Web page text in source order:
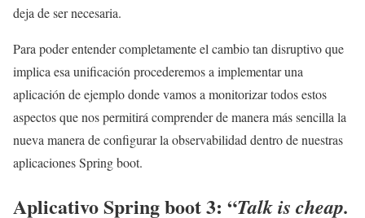
deja de ser necesaria.
Para poder entender completamente el cambio tan disruptivo que
implica esa unificación procederemos a implementar una
aplicación de ejemplo donde vamos a monitorizar todos estos
aspectos que nos permitirá comprender de manera más sencilla la
nueva manera de configurar la observabilidad dentro de nuestras
aplicaciones Spring boot.
Aplicativo Spring boot 3: “Talk is cheap.